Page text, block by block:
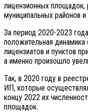
лицензионных площадок,
муниципальных районов и
За период 2020-2023
положительная динамика
лицензиатов и пунктов
а именно произошло
Так, в 2020 году в
ИП, которые
концу 2022 их
площадок.